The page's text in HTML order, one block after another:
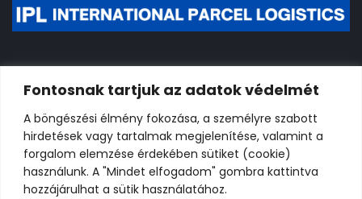
Fontosnak tartjuk az adatok védelmét
A böngészési élmény fokozása, a személyre szabott
hirdetések vagy tartalmak megjelenítése, valamint a
forgalom elemzése érdekében sütiket (cookie)
használunk. A "Mindet elfogadom" gombra kattintva
hozzájárulhat a sütik használatához.
E-mail:info@iplmagyarorszag.hu
FACEBOOK